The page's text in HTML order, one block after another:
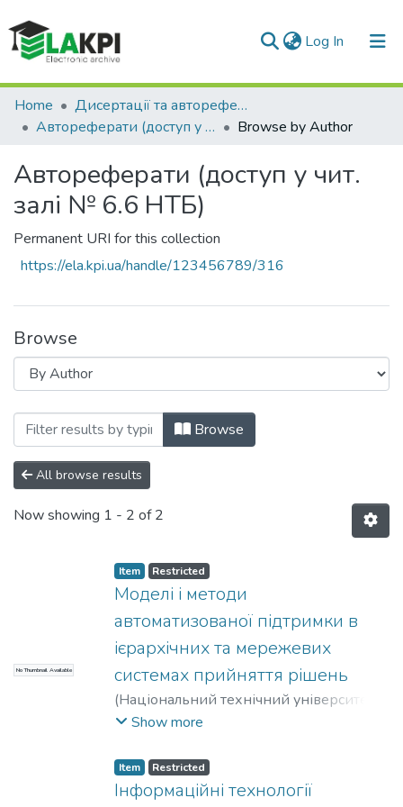
Log In (current)
Communities & Collections
All of DSpace
Home
Дисертації та автореферати
Автореферати (доступ у чит. залі № 6.6 НТБ)
Browse by Author
Автореферати (доступ у чит.
залі № 6.6 НТБ)
Permanent URI for this collection
https://ela.kpi.ua/handle/123456789/316
Browse
Browsing Автореферати (доступ у
Browse
All browse results
Now showing 1 - 2 of 2
No Thumbnail Available
Item Restricted
Моделі і методи
автоматизованої підтримки в
ієрархічних та мережевих
системах прийняття рішень
(Національний технічний університет
України "Київський політехнічний
Степанович;автоматизованих систем
обробки інформації та управління
Show more
Item Restricted
Інформаційні технології